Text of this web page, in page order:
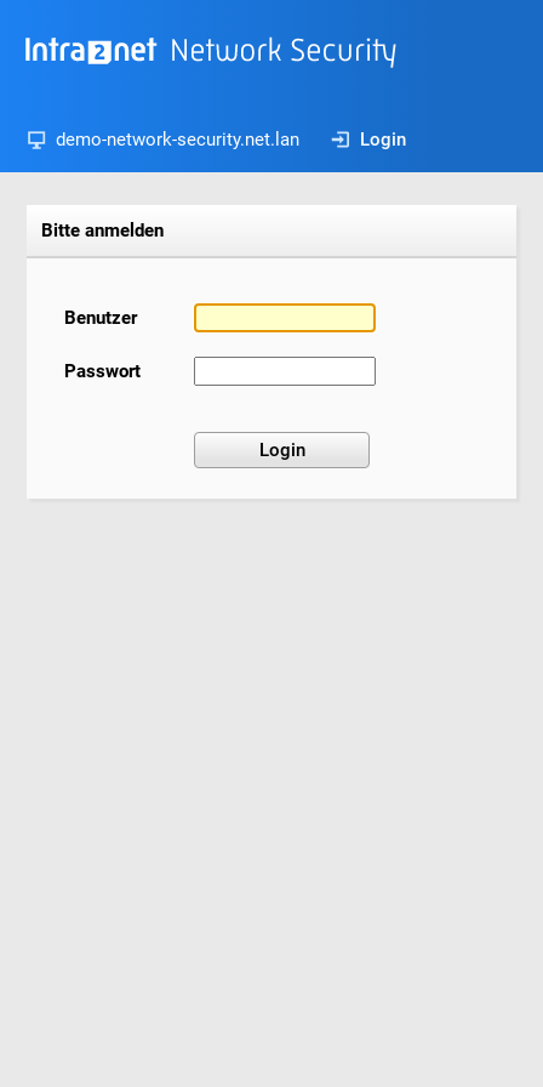
demo-network-security.net.lan Login
Bitte anmelden
Benutzer
Passwort